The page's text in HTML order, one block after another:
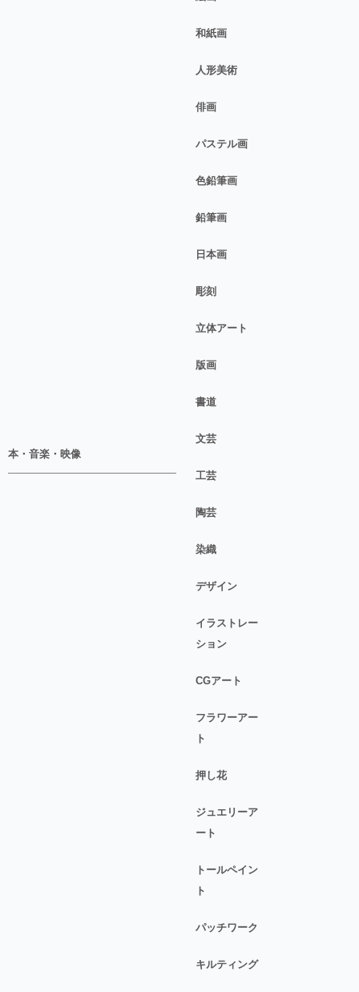
本・音楽・映像
和紙画
人形美術
俳画
パステル画
色鉛筆画
鉛筆画
日本画
彫刻
立体アート
版画
書道
文芸
工芸
陶芸
染織
デザイン
イラストレー
ション
CGアート
フラワーアー
ト
押し花
ジュエリーア
ート
トールペイン
ト
パッチワーク
キルティング